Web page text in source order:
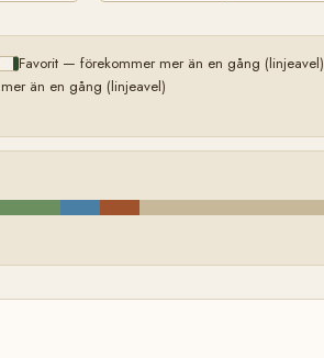
Favorit — förekommer mer än en gång (linjeavel)
än en gång (linjeavel)